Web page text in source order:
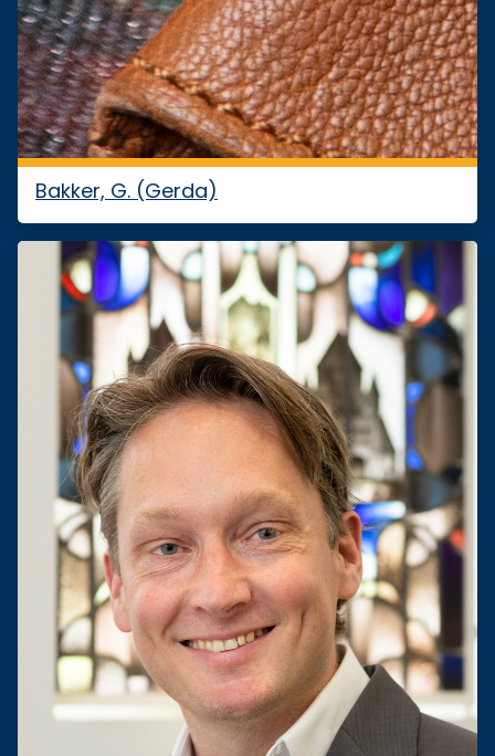
Bakker, G. (Gerda)